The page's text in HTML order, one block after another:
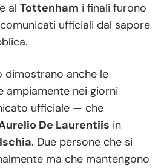
e al Tottenham i finali furono
ufficiali dal sapore
dimostrano anche le
nei giorni
ufficiale — che
De Laurentiis in
Ischia. Due persone che si
ma che mantengono